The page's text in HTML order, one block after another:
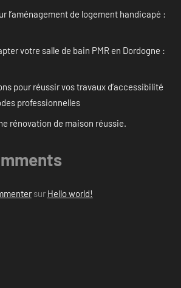
l’aménagement de logement handicapé :
votre salle de bain PMR en Dordogne :
pour réussir vos travaux d’accessibilité
professionnelles
rénovation de maison réussie.
sur Hello world!